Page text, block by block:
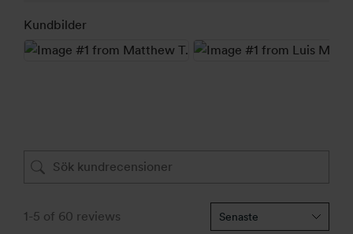
Kundbilder
1-5 of 60 reviews